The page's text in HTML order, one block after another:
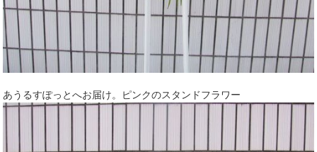
あうるすぽっとへお届け。ピンクのスタンドフラワー